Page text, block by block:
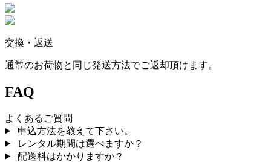
交換・返送
通常のお荷物と同じ発送方法でご返却頂けます。
FAQ
よくあるご質問
申込方法を教えて下さい。
レンタル期間は選べますか？
配送料はかかりますか？